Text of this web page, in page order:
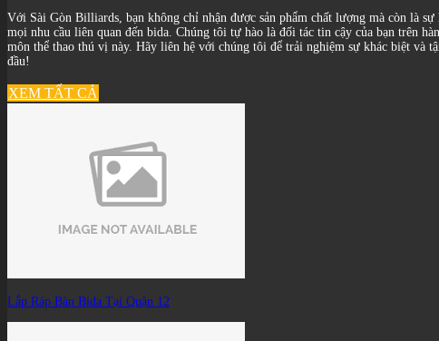
Với Sài Gòn Billiards, bạn không chỉ nhận được sản phẩm chất lượng mà còn là
mọi nhu cầu liên quan đến bida. Chúng tôi tự hào là đối tác tin cậy của bạn trên
môn thể thao thú vị này. Hãy liên hệ với chúng tôi để trải nghiệm sự khác biệt và
đầu!
XEM TẤT CẢ
Lắp Ráp Bàn Bida Tại Quận 12